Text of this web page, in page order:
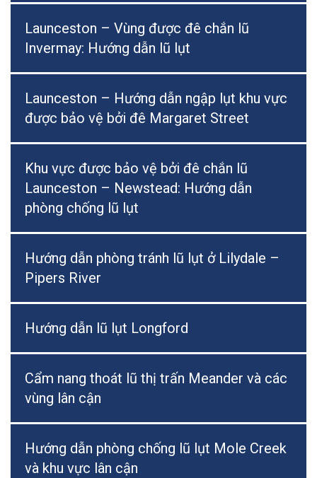
Launceston – Vùng được đê chắn lũ
Invermay: Hướng dẫn lũ lụt
Launceston – Hướng dẫn ngập lụt khu vực
được bảo vệ bởi đê Margaret Street
Khu vực được bảo vệ bởi đê chắn lũ
Launceston – Newstead: Hướng dẫn
phòng chống lũ lụt
Hướng dẫn phòng tránh lũ lụt ở Lilydale –
Pipers River
Hướng dẫn lũ lụt Longford
Cẩm nang thoát lũ thị trấn Meander và các
vùng lân cận
Hướng dẫn phòng chống lũ lụt Mole Creek
và khu vực lân cận